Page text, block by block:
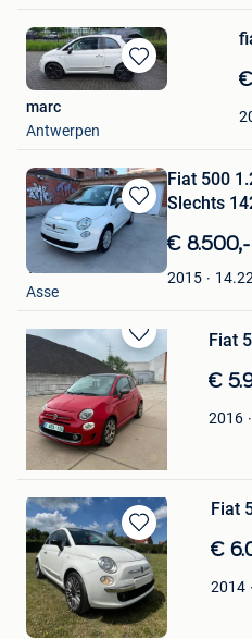
Bewaren
in
marc
Antwerpen
Bewaren
in
Favorieten
Fiat 500
Slechts
€ 8.500,-
2015
Tm
Asse
Bewaren
in
Mijn
Favorieten
Fiat
€
2016
Sammi
Wommelgem
Bewaren
in
Mijn
Favorieten
Fiat
€
2014
Anwar
Sint-Niklaas